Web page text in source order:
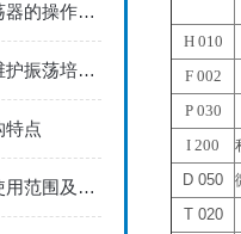
你知道大容量振荡器的操作使用流程么
你知道怎样正确维护振荡培养箱吗？快来学习一下吧！
特点
全温振荡培养箱使用范围及8大主要特点
H 010
F 002
P 030
I 200
D 050
T 020